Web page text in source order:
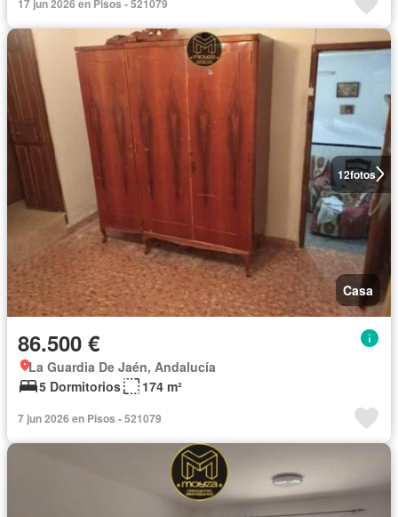
17 jun 2026 en Pisos - 521079
12fotos
Casa
86.500 €
La Guardia De Jaén, Andalucía
5 Dormitorios
174 m²
7 jun 2026 en Pisos - 521079